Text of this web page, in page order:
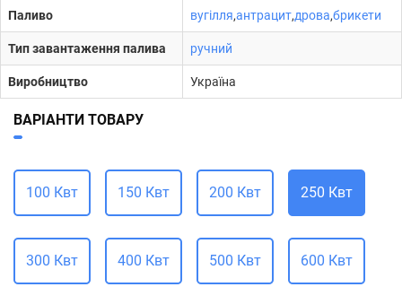
Паливо вугілля,антрацит,дрова,брикети
Тип завантаження палива ручний
Виробництво Україна
ВАРІАНТИ ТОВАРУ
100 Квт 150 Квт 200 Квт 250 Квт
300 Квт 400 Квт 500 Квт 600 Квт